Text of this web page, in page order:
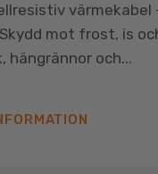
värmekabel
mot frost, is
hängrännor och...